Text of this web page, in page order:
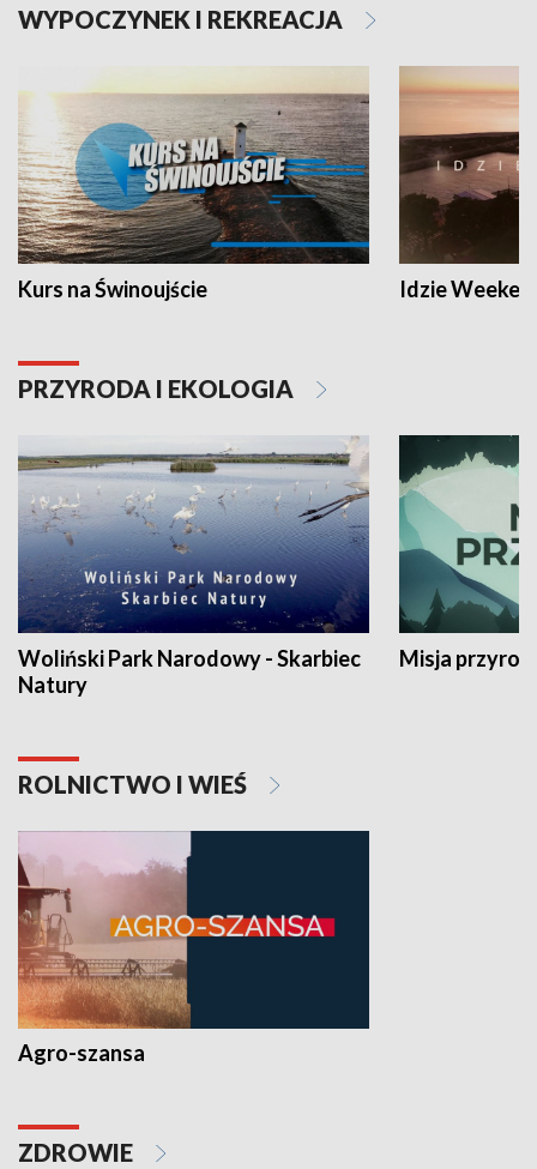
WYPOCZYNEK I REKREACJA
Kurs na Świnoujście Idzie
PRZYRODA I EKOLOGIA
Woliński Park Narodowy - Skarbiec
Natury
Misja
ROLNICTWO I WIEŚ
Agro-szansa
ZDROWIE